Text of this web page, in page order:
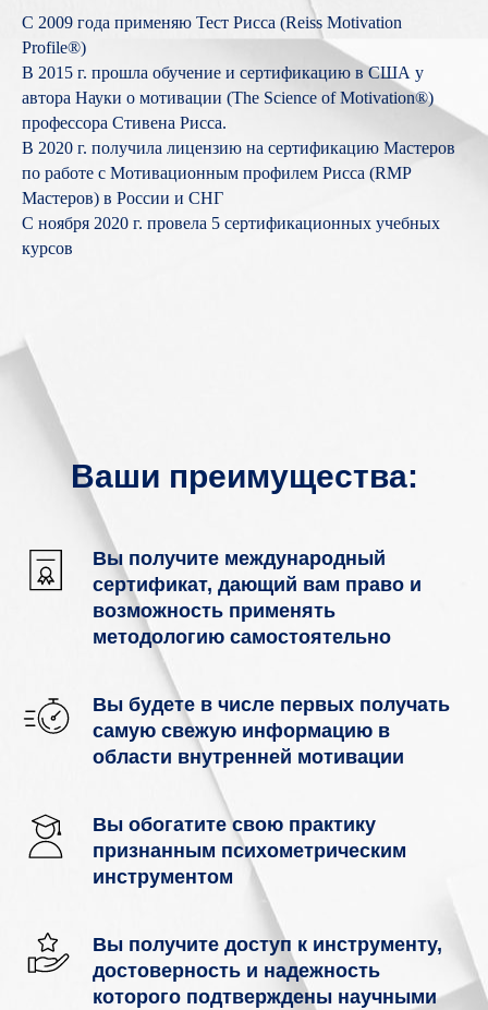
С 2009 года применяю Тест Рисса (Reiss Motivation
Profile®️)
В 2015 г. прошла обучение и сертификацию в США у
автора Науки о мотивации (The Science of Motivation®️)
профессора Стивена Рисса.
В 2020 г. получила лицензию на сертификацию Мастеров
по работе с Мотивационным профилем Рисса (RMP
Мастеров) в России и СНГ
С ноября 2020 г. провела 5 сертификационных учебных
курсов
Ваши преимущества:
Вы получите международный
сертификат, дающий вам право и
возможность применять
методологию самостоятельно
Вы будете в числе первых получать
самую свежую информацию в
области внутренней мотивации
Вы обогатите свою практику
признанным психометрическим
инструментом
Вы получите доступ к инструменту,
достоверность и надежность
которого подтверждены научными